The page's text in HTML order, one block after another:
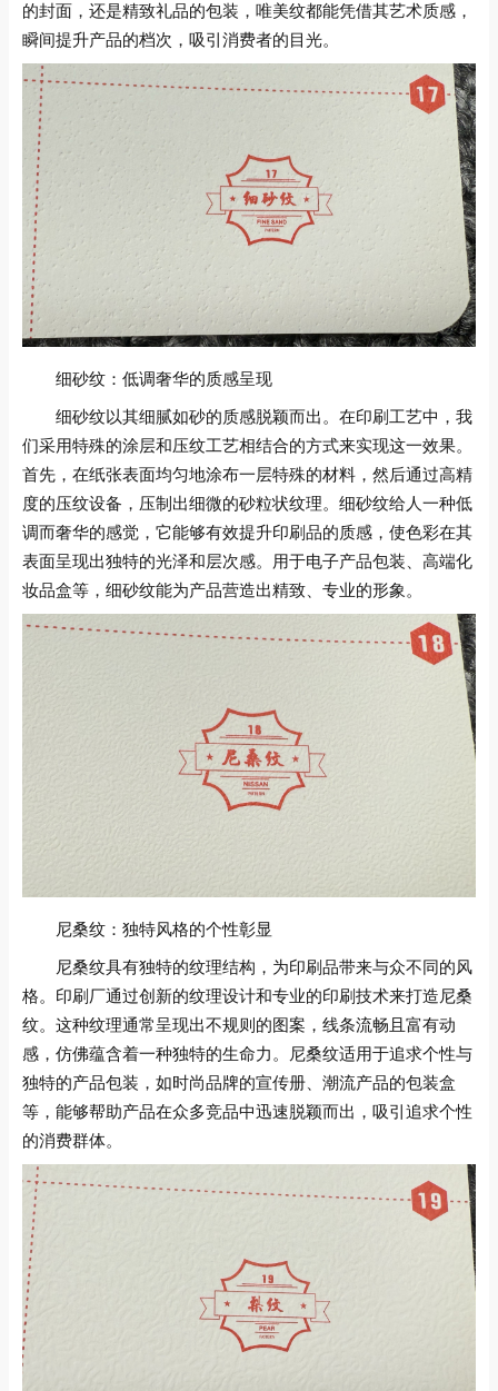
的封面，还是精致礼品的包装，唯美纹都能凭借其艺术质感，
瞬间提升产品的档次，吸引消费者的目光。
细砂纹：低调奢华的质感呈现
细砂纹以其细腻如砂的质感脱颖而出。在印刷工艺中，我
们采用特殊的涂层和压纹工艺相结合的方式来实现这一效果。
首先，在纸张表面均匀地涂布一层特殊的材料，然后通过高精
度的压纹设备，压制出细微的砂粒状纹理。细砂纹给人一种低
调而奢华的感觉，它能够有效提升印刷品的质感，使色彩在其
表面呈现出独特的光泽和层次感。用于电子产品包装、高端化
妆品盒等，细砂纹能为产品营造出精致、专业的形象。
尼桑纹：独特风格的个性彰显
尼桑纹具有独特的纹理结构，为印刷品带来与众不同的风
格。印刷厂通过创新的纹理设计和专业的印刷技术来打造尼桑
纹。这种纹理通常呈现出不规则的图案，线条流畅且富有动
感，仿佛蕴含着一种独特的生命力。尼桑纹适用于追求个性与
独特的产品包装，如时尚品牌的宣传册、潮流产品的包装盒
等，能够帮助产品在众多竞品中迅速脱颖而出，吸引追求个性
的消费群体。